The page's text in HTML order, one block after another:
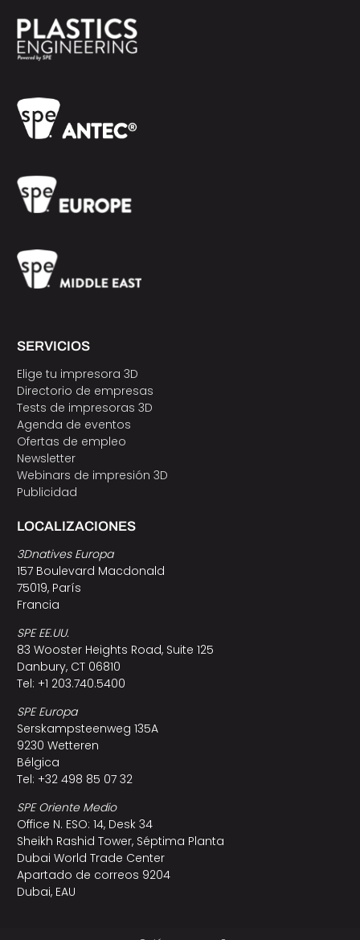
SERVICIOS
Elige tu impresora 3D
Directorio de empresas
Tests de impresoras 3D
Agenda de eventos
Ofertas de empleo
Newsletter
Webinars de impresión 3D
Publicidad
LOCALIZACIONES
3Dnatives Europa
157 Boulevard Macdonald
75019, París
Francia
SPE EE.UU.
83 Wooster Heights Road, Suite 125
Danbury, CT 06810
Tel: +1 203.740.5400
SPE Europa
Serskampsteenweg 135A
9230 Wetteren
Bélgica
Tel: +32 498 85 07 32
SPE Oriente Medio
Office N. ESO: 14, Desk 34
Sheikh Rashid Tower, Séptima Planta
Dubai World Trade Center
Apartado de correos 9204
Dubai, EAU